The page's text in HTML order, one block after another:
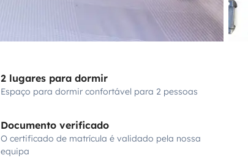
2 lugares para dormir
Espaço para dormir confortável para 2 pessoas
Documento verificado
O certificado de matrícula é validado pela nossa
equipa